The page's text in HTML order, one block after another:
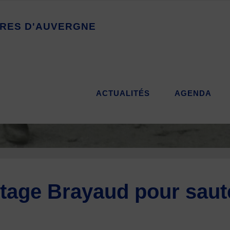
RES D'AUVERGNE
ACTUALITÉS AGENDA
Brayaud pour